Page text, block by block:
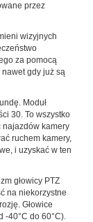
przez
wizyjnych
za pomocą
gdy już są
Moduł
30. To wszystko
najazdów kamery
ruchem kamery,
i uzyskać w ten
głowicy PTZ
na niekorzystne
Głowice
-40°C do 60°C).